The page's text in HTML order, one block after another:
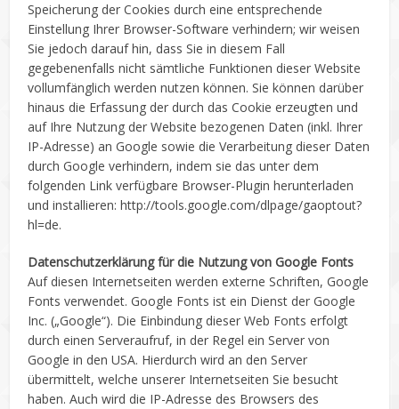
Speicherung der Cookies durch eine entsprechende
Einstellung Ihrer Browser-Software verhindern; wir weisen
Sie jedoch darauf hin, dass Sie in diesem Fall
gegebenenfalls nicht sämtliche Funktionen dieser Website
vollumfänglich werden nutzen können. Sie können darüber
hinaus die Erfassung der durch das Cookie erzeugten und
auf Ihre Nutzung der Website bezogenen Daten (inkl. Ihrer
IP-Adresse) an Google sowie die Verarbeitung dieser Daten
durch Google verhindern, indem sie das unter dem
folgenden Link verfügbare Browser-Plugin herunterladen
und installieren: http://tools.google.com/dlpage/gaoptout?
hl=de.
Datenschutzerklärung für die Nutzung von Google Fonts
Auf diesen Internetseiten werden externe Schriften, Google
Fonts verwendet. Google Fonts ist ein Dienst der Google
Inc. („Google“). Die Einbindung dieser Web Fonts erfolgt
durch einen Serveraufruf, in der Regel ein Server von
Google in den USA. Hierdurch wird an den Server
übermittelt, welche unserer Internetseiten Sie besucht
haben. Auch wird die IP-Adresse des Browsers des